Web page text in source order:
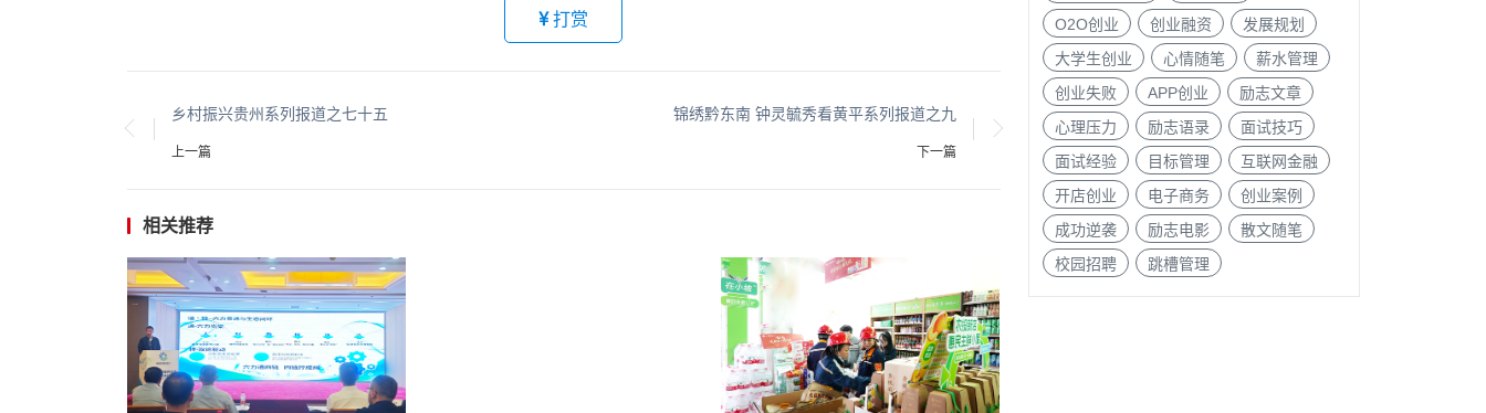
打赏
乡村振兴贵州系列报道之七十五
上一篇
锦绣黔东南 钟灵毓秀看黄平系列报道之九
下一篇
相关推荐
O2O创业
创业融资
发展规划
大学生创业
心情随笔
薪水管理
创业失败
APP创业
励志文章
心理压力
励志语录
面试技巧
面试经验
目标管理
互联网金融
开店创业
电子商务
创业案例
成功逆袭
励志电影
散文随笔
校园招聘
跳槽管理